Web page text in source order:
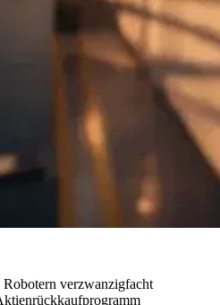
verzwanzigfacht